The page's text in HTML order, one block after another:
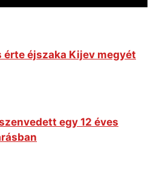
érte éjszaka Kijev megyét
egy 12 éves